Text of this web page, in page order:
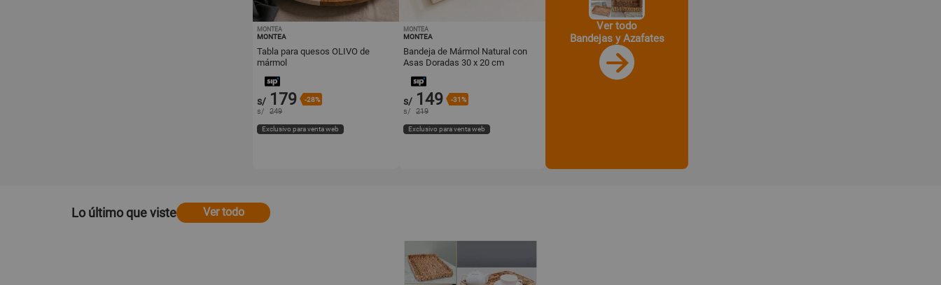
MONTEA
MONTEA
Tabla para quesos OLIVO de
mármol
s/ 179 -28%
s/ 249
Exclusivo para venta web
MONTEA
MONTEA
Bandeja de Mármol Natural con
Asas Doradas 30 x 20 cm
s/ 149 -31%
s/ 219
Exclusivo para venta web
Ver todo
Bandejas y Azafates
Lo último que viste Ver todo